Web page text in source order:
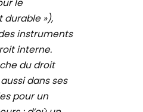
le
»),
instruments
interne.
du droit
dans ses
pour un